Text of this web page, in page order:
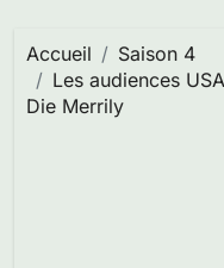
Accueil
Saison 4
Les audiences
Die Merrily